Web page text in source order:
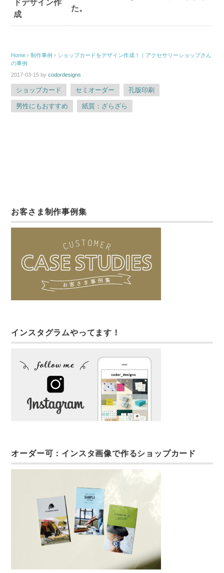
た。
Home ›制作事例 › ショップカードをデザイン作成！｜アクセサリーショップさん
の事例
2017-03-15 bycodordesigns
ショップカード セミオーダー 孔版印刷
男性にもおすすめ 紙質：ざらざら
お客さま制作事例集
インスタグラムやってます！
オーダー可：インスタ画像で作るショップカード